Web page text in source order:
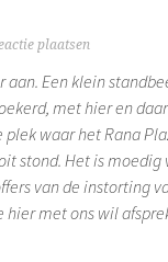
plaatsen
aan. Een klein
met hier en
waar het Rana
stond. Het is moedig
van de instorting
hier met ons wil